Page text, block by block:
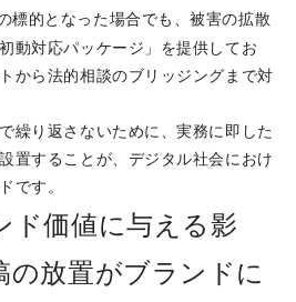
標的となった場合でも、被害の拡散
動対応パッケージ」を提供してお
から法的相談のブリッジングまで対
繰り返さないために、実務に即した
置することが、デジタル社会におけ
です。
ド価値に与える影
の放置がブランドに